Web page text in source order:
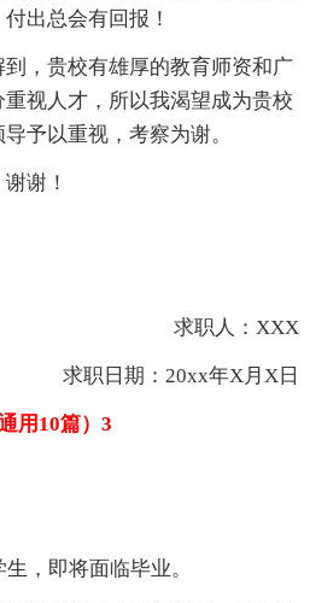
出总会有回报！
，贵校有雄厚的教育师资和广
视人才，所以我渴望成为贵校
予以重视，考察为谢。
谢！
求职人：XXX
求职日期：20xx年X月X日
用10篇）3
，即将面临毕业。